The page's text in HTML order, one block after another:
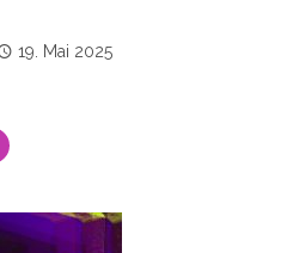
19. Mai 2025